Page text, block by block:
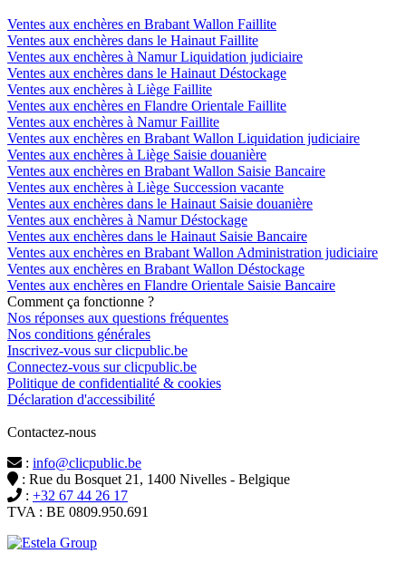
Ventes aux enchères en Brabant Wallon Faillite
Ventes aux enchères dans le Hainaut Faillite
Ventes aux enchères à Namur Liquidation judiciaire
Ventes aux enchères dans le Hainaut Déstockage
Ventes aux enchères à Liège Faillite
Ventes aux enchères en Flandre Orientale Faillite
Ventes aux enchères à Namur Faillite
Ventes aux enchères en Brabant Wallon Liquidation judiciaire
Ventes aux enchères à Liège Saisie douanière
Ventes aux enchères en Brabant Wallon Saisie Bancaire
Ventes aux enchères à Liège Succession vacante
Ventes aux enchères dans le Hainaut Saisie douanière
Ventes aux enchères à Namur Déstockage
Ventes aux enchères dans le Hainaut Saisie Bancaire
Ventes aux enchères en Brabant Wallon Administration judiciaire
Ventes aux enchères en Brabant Wallon Déstockage
Ventes aux enchères en Flandre Orientale Saisie Bancaire
Comment ça fonctionne ?
Nos réponses aux questions fréquentes
Nos conditions générales
Inscrivez-vous sur clicpublic.be
Connectez-vous sur clicpublic.be
Politique de confidentialité & cookies
Déclaration d'accessibilité
Contactez-nous
: info@clicpublic.be
: Rue du Bosquet 21, 1400 Nivelles - Belgique
: +32 67 44 26 17
TVA : BE 0809.950.691